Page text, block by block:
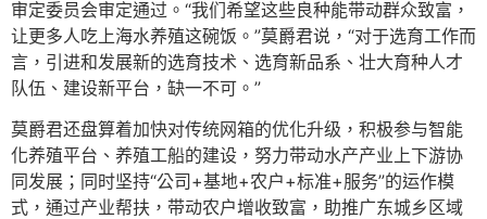
审定委员会审定通过。“我们希望这些良种能带动群众致富，
让更多人吃上海水养殖这碗饭。”莫爵君说，“对于选育工作而
言，引进和发展新的选育技术、选育新品系、壮大育种人才
队伍、建设新平台，缺一不可。”
莫爵君还盘算着加快对传统网箱的优化升级，积极参与智能
化养殖平台、养殖工船的建设，努力带动水产产业上下游协
同发展；同时坚持“公司+基地+农户+标准+服务”的运作模
式，通过产业帮扶，带动农户增收致富，助推广东城乡区域